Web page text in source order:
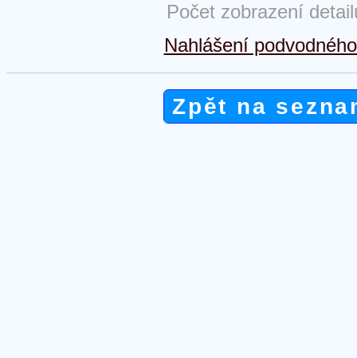
Počet zobrazení
Nahlášení
Zpět na